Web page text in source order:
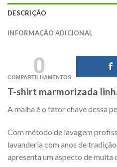
DESCRIÇÃO
INFORMAÇÃO ADICIONAL
0
COMPARTILHAMENTOS
T-shirt marmorizada
A malha é o fator chave dessa
Com método de lavagem
lavanderia com anos de
apresenta um aspecto de muita